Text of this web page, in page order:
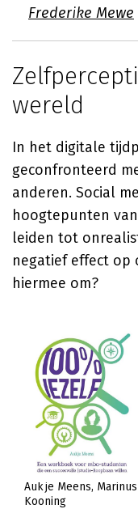
Frederike Mewe
wereld
In het digitale
geconfronteerd
anderen. Social
hoogtepunten
leiden tot
negatief effect op
hiermee om?
Aukje Meens
Kooning